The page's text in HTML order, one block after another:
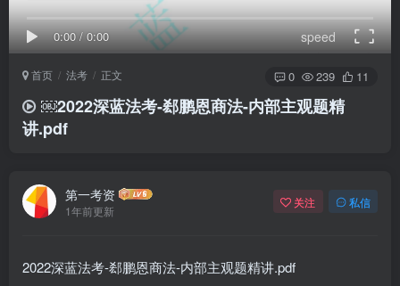
0:00/0:00 speed
首页 法考 正文 0 239 11
￼2022深蓝法考-郄鹏恩商法-内部主观题精
讲.pdf
第一考资
1年前更新
关注 私信
2022深蓝法考-郄鹏恩商法-内部主观题精讲.pdf